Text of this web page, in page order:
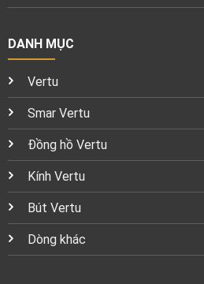
DANH MỤC
Vertu
Smar Vertu
Đồng hồ Vertu
Kính Vertu
Bút Vertu
Dòng khác